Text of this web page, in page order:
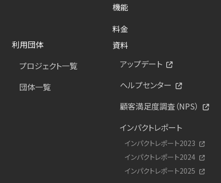
機能
料金
利用団体
プロジェクト一覧
団体一覧
資料
アップデート
ヘルプセンター
顧客満足度調査（NPS）
インパクトレポート
インパクトレポート2023
インパクトレポート2024
インパクトレポート2025